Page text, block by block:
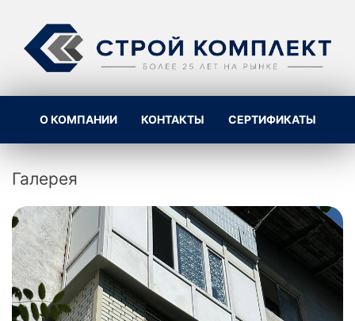
О КОМПАНИИ КОНТАКТЫ СЕРТИФИКАТЫ
Галерея